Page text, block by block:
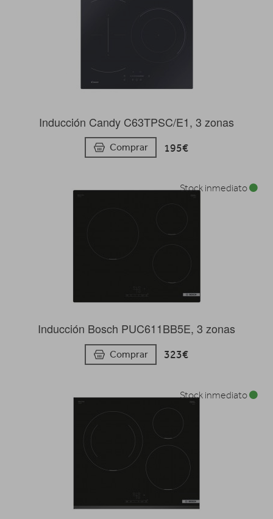
Inducción Candy C63TPSC/E1, 3 zonas
Comprar 195€
Inducción Bosch PUC611BB5E, 3 zonas
Comprar 323€
Stock inmediato
Stock inmediato